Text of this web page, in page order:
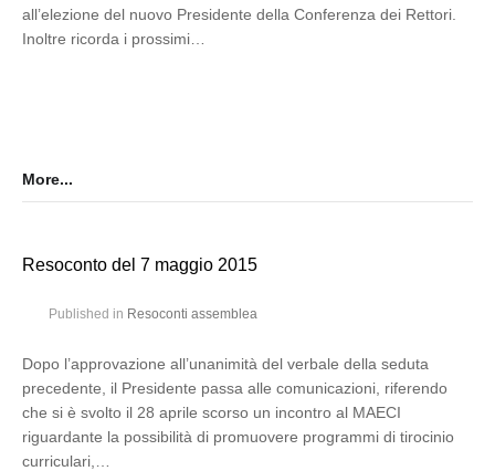
all’elezione del nuovo Presidente della Conferenza dei Rettori.
Inoltre ricorda i prossimi…
More...
Resoconto del 7 maggio 2015
Published in Resoconti assemblea
Dopo l’approvazione all’unanimità del verbale della seduta
precedente, il Presidente passa alle comunicazioni, riferendo
che si è svolto il 28 aprile scorso un incontro al MAECI
riguardante la possibilità di promuovere programmi di tirocinio
curriculari,…